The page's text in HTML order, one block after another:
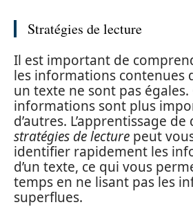
Stratégies de lecture
Il est important de
les informations contenues
un texte ne sont pas égales.
informations sont plus
d’autres. L’apprentissage
stratégies de lecture peut
identifier rapidement les
d’un texte, ce qui vous
temps en ne lisant pas les
superflues.